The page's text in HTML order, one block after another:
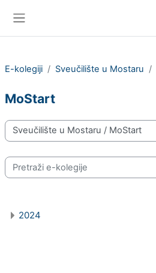
E-kolegiji Sveučilište u Mostaru
MoStart
Popis e-kolegija
Pretraži e-kolegije
2024